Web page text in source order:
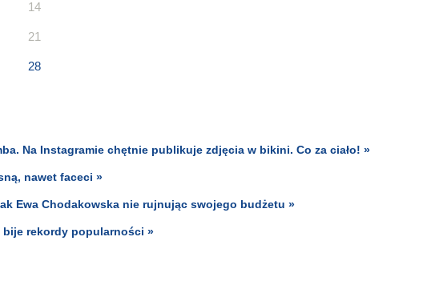
14
21
28
Na Instagramie chętnie publikuje zdjęcia w bikini. Co za ciało! »
nawet faceci »
Ewa Chodakowska nie rujnując swojego budżetu »
bije rekordy popularności »